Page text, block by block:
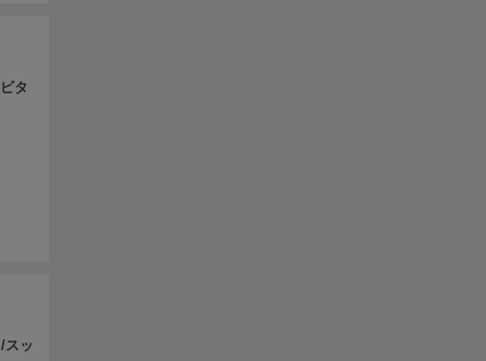
タ
スッ